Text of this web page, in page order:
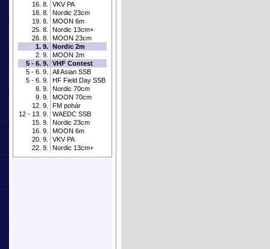
16. 8.
VKV PA
18. 8.
Nordic 23cm
19. 8.
MOON 6m
25. 8.
Nordic 13cm+
26. 8.
MOON 23cm
1. 9. Nordic 2m
2. 9.
MOON 2m
5 - 6. 9. VHF Contest
5 - 6. 9.
All Asian SSB
5 - 6. 9.
HF Field Day SSB
8. 9.
Nordic 70cm
9. 9.
MOON 70cm
12. 9.
FM pohár
12 - 13. 9.
WAEDC SSB
15. 9.
Nordic 23cm
16. 9.
MOON 6m
20. 9.
VKV PA
22. 9.
Nordic 13cm+